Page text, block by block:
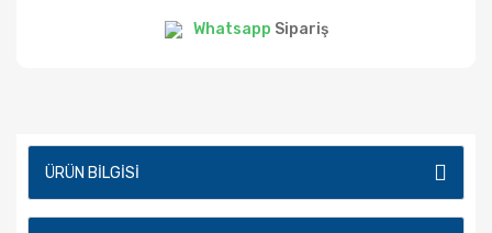
Whatsapp Sipariş
ÜRÜN BILGISI